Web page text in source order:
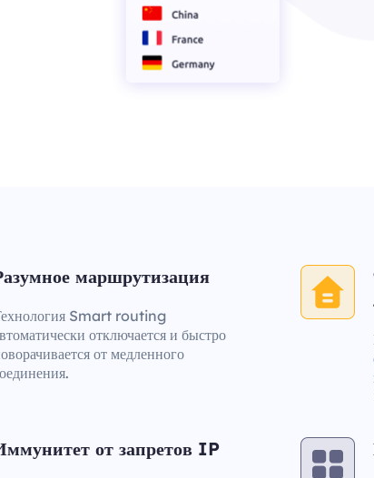
маршрутизация
Smart routing
отключается и быстро
от медленного
от запретов IP